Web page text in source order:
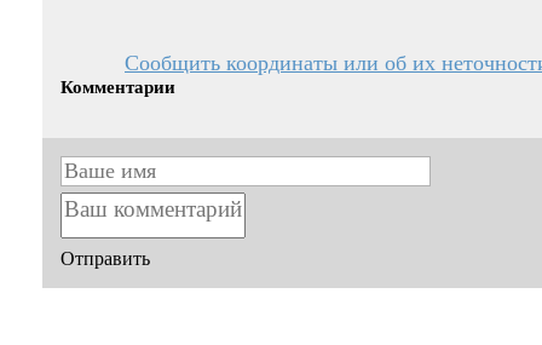
Сообщить координаты или об их
Комментарии
Отправить